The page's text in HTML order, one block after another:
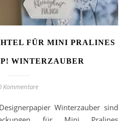
FÜR MINI PRALINES
WINTERZAUBER
Kommentare